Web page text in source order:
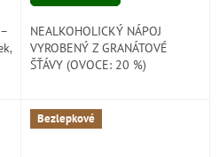
NEALKOHOLICKÝ NÁPOJ
VYROBENÝ Z GRANÁTOVÉ
ŠŤÁVY (OVOCE: 20 %)
Bezlepkové